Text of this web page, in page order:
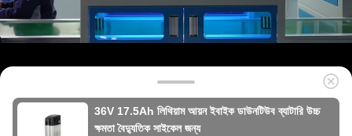
36V 17.5Ah লিথিয়াম আয়ন ইবাইক ডাউনটিউব ব্যাটারি উচ্চ
ক্ষমতা বৈদ্যুতিক সাইকেল জন্য